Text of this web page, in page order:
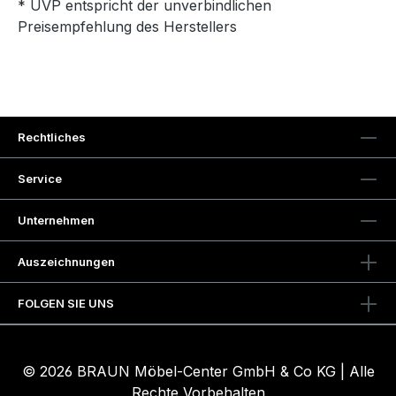
* UVP entspricht der unverbindlichen
Preisempfehlung des Herstellers
Rechtliches
Service
Unternehmen
Auszeichnungen
FOLGEN SIE UNS
© 2026 BRAUN Möbel-Center GmbH & Co KG | Alle